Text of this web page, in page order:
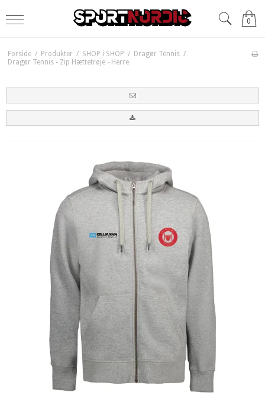
0
Forside / Produkter / SHOP i SHOP / Dragør Tennis /
Dragør Tennis - Zip Hættetrøje - Herre